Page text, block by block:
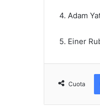
4. Adam
5. Einer
Cuota